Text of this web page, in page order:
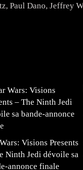
Paul Dano, Jeffrey
Visions Presents
Ninth Jedi dévoile sa
annonce finale